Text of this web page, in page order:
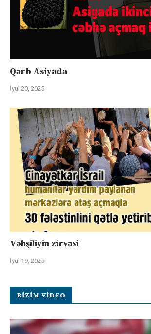
Qərb Asiyada
İyul 20, 2025
Vəhşiliyin zirvəsi
İyul 19, 2025
BIZIM VIDEO